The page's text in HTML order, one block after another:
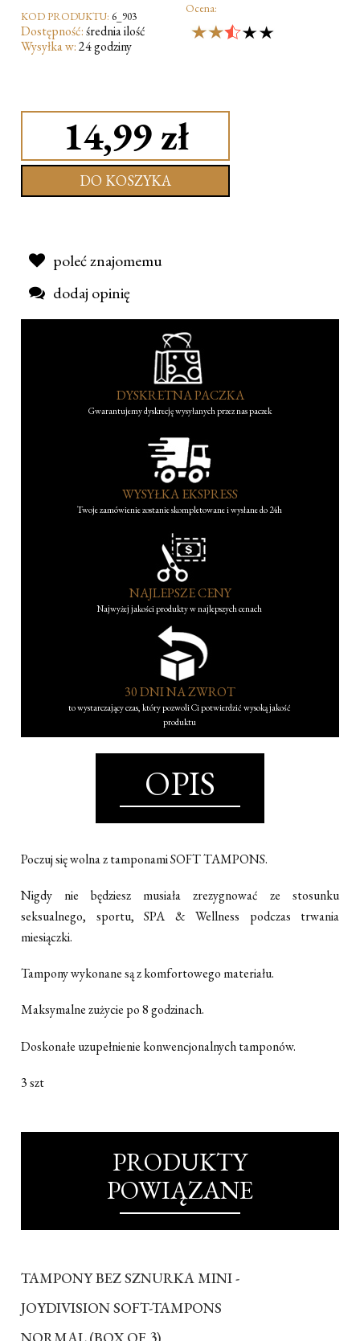
KOD PRODUKTU: 6_903
Dostępność:średnia ilość
Wysyłka w:24 godziny
Ocena:
14,99 zł
DO KOSZYKA
poleć znajomemu
dodaj opinię
DYSKRETNA PACZKA
Gwarantujemy dyskrecję wysyłanych przez nas paczek
WYSYŁKA EKSPRESS
Twoje zamówienie zostanie skompletowane i wysłane do 24h
NAJLEPSZE CENY
Najwyżej jakości produkty w najlepszych cenach
30 DNI NA ZWROT
to wystarczający czas, który pozwoli Ci potwierdzić wysoką jakość
produktu
OPIS
Poczuj się wolna z tamponami SOFT TAMPONS.
Nigdy nie będziesz musiała zrezygnować ze stosunku
seksualnego, sportu, SPA & Wellness podczas trwania
miesiączki.
Tampony wykonane są z komfortowego materiału.
Maksymalne zużycie po 8 godzinach.
Doskonałe uzupełnienie konwencjonalnych tamponów.
3 szt
PRODUKTY
POWIĄZANE
TAMPONY BEZ SZNURKA MINI -
JOYDIVISION SOFT-TAMPONS